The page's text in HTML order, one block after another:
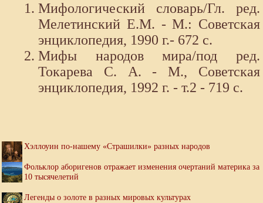
Мифологический словарь/Гл. ред.
Мелетинский Е.М. - М.: Советская
энциклопедия, 1990 г.- 672 с.
Мифы народов мира/под ред.
Токарева С. А. - М., Советская
энциклопедия, 1992 г. - т.2 - 719 с.
Хэллоуин по-нашему «Страшилки» разных народов
Фольклор аборигенов отражает изменения очертаний материка за
10 тысячелетий
Легенды о золоте в разных мировых культурах